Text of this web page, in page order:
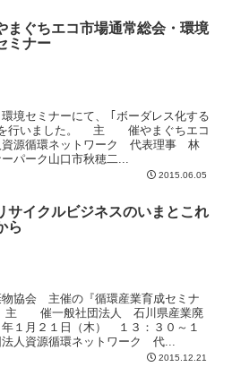
まぐちエコ市場通常総会・環境
ミナー
境セミナーにて、 ｢ボーダレス化する
を行いました。 主 催やまぐちエコ
源循環ネットワーク 代表理事 林
ーク山口市秋穂二...
2015.06.05
サイクルビジネスのいまとこれ
ら
協会 主催の『循環産業育成セミナ
主 催一般社団法人 石川県産業廃
月２１日（木） １３：３０～１
資源循環ネットワーク 代...
2015.12.21